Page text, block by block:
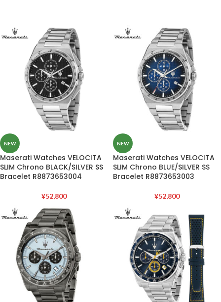
NEW
Maserati Watches VELOCITA
SLIM Chrono BLACK/SILVER SS
Bracelet R8873653004
¥52,800
NEW
Maserati Watches VELOCITA
SLIM Chrono BLUE/SILVER SS
Bracelet R8873653003
¥52,800